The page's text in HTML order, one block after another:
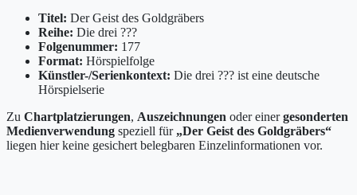
Titel: Der Geist des Goldgräbers
Reihe: Die drei ???
Folgenummer: 177
Format: Hörspielfolge
Künstler-/Serienkontext: Die drei ??? ist eine deutsche
Hörspielserie
Zu Chartplatzierungen, Auszeichnungen oder einergesonderten
Medienverwendung speziell für „Der Geist des Goldgräbers“
liegen hier keine gesichert belegbaren Einzelinformationen vor.